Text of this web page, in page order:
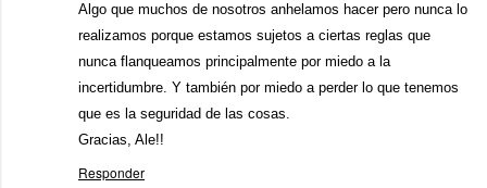
Algo que muchos de nosotros anhelamos hacer pero nunca lo
realizamos porque estamos sujetos a ciertas reglas que
nunca flanqueamos principalmente por miedo a la
incertidumbre. Y también por miedo a perder lo que tenemos
que es la seguridad de las cosas.
Gracias, Ale!!
Responder